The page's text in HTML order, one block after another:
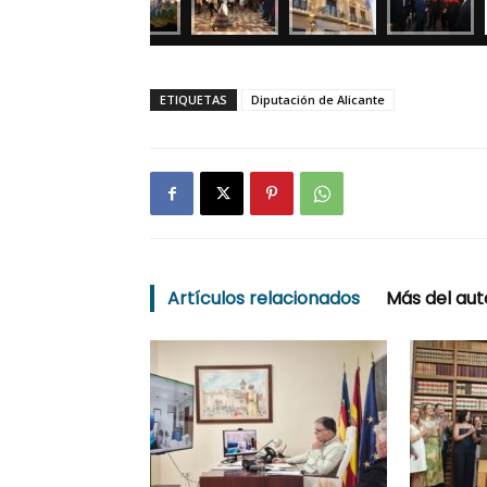
ETIQUETAS Diputación de Alicante
Artículos relacionados Más del